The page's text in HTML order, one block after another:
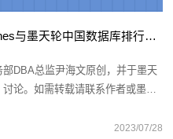
【技术分享】从DB-Engines与墨天轮中国数据库排行榜对比看国产数据库发展现状
DBA总监尹海文原创，并于墨天
论。如需转载请联系作者或墨天
过各类排行榜。在这方面，国际
2023/07/28